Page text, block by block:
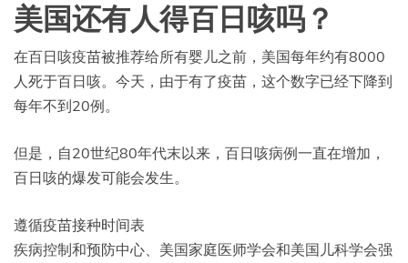
美国还有人得百日咳吗？
在百日咳疫苗被推荐给所有婴儿之前，美国每年约有8000
人死于百日咳。今天，由于有了疫苗，这个数字已经下降到
每年不到20例。
但是，自20世纪80年代末以来，百日咳病例一直在增加，
百日咳的爆发可能会发生。
遵循疫苗接种时间表
疾病控制和预防中心、美国家庭医师学会和美国儿科学会强